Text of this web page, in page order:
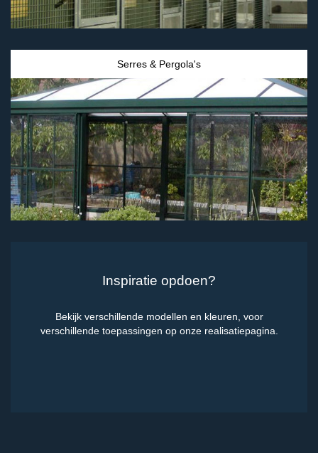
Serres & Pergola's
Inspiratie opdoen?
Bekijk verschillende modellen en kleuren, voor
verschillende toepassingen op onze realisatiepagina.